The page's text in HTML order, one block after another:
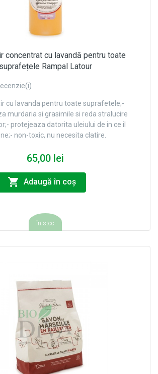
concentrat cu lavandă pentru toate
suprafețele Rampal Latour
cu lavanda pentru toate suprafetele;-
murdaria si grasimile si reda stralucire
protejeaza datorita uleiului de in ce il
non-toxic, nu necesita clatire.
65,00 lei
Adaugă în coş
în stoc